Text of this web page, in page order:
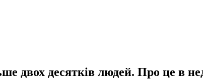
двох десятків людей. Про це в